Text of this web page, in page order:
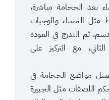
بعد الحجامة مباشرة،
مثل الحساء والوجبات
ثم التدرج في العودة
مع التركيز على
مواضع الحجامة في
اللصقات مثل الجبيرة